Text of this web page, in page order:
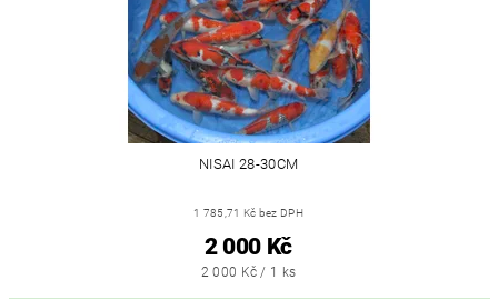
NISAI 28-30CM
1 785,71 Kč bez DPH
2 000 Kč
2 000 Kč / 1 ks